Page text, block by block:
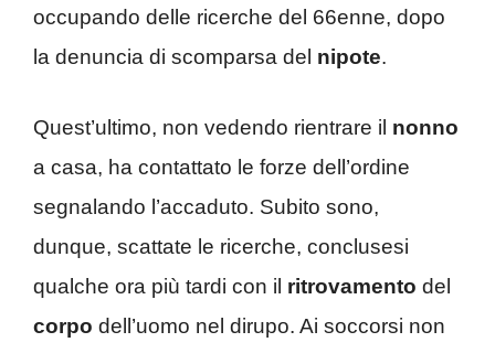
occupando delle ricerche del 66enne, dopo
la denuncia di scomparsa del nipote.
Quest’ultimo, non vedendo rientrare il nonno
a casa, ha contattato le forze dell’ordine
segnalando l’accaduto. Subito sono,
dunque, scattate le ricerche, conclusesi
qualche ora più tardi con il ritrovamento del
corpo dell’uomo nel dirupo. Ai soccorsi non